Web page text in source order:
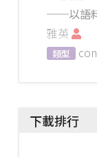
──以語
雅英
類型
下載排行